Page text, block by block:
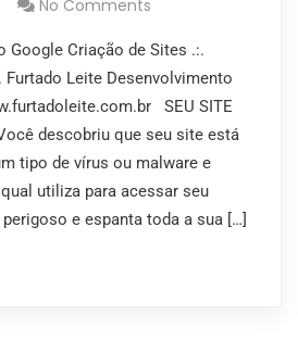
No Comments
Google Criação de Sites .:.
Leite Desenvolvimento
SEU SITE
descobriu que seu site está
tipo de vírus ou malware e
utiliza para acessar seu
e espanta toda a sua […]